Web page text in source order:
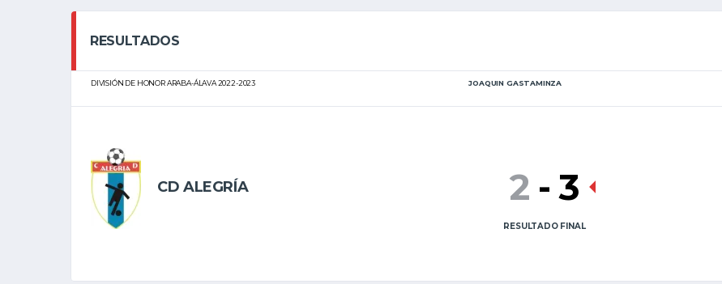
RESULTADOS
DIVISIÓN DE HONOR ARABA-ÁLAVA 2022-2023 JOAQUIN GASTAMINZA
CD ALEGRÍA 2 - 3
RESULTADO FINAL